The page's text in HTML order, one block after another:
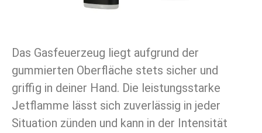
Das Gasfeuerzeug liegt aufgrund der
gummierten Oberfläche stets sicher und
griffig in deiner Hand. Die leistungsstarke
Jetflamme lässt sich zuverlässig in jeder
Situation zünden und kann in der Intensität